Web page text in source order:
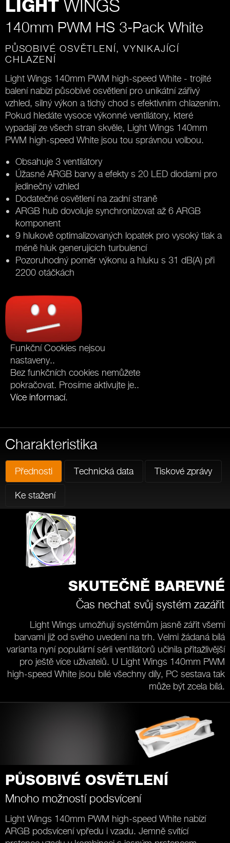
LIGHT WINGS
140mm PWM HS 3-Pack White
PŮSOBIVÉ OSVĚTLENÍ, VYNIKAJÍCÍ
CHLAZENÍ
Light Wings 140mm PWM high-speed White - trojité
balení nabízí působivé osvětlení pro unikátní zářivý
vzhled, silný výkon a tichý chod s efektivním chlazením.
Pokud hledáte vysoce výkonné ventilátory, které
vypadají ze všech stran skvěle, Light Wings 140mm
PWM high-speed White jsou tou správnou volbou.
Obsahuje 3 ventilátory
Úžasné ARGB barvy a efekty s 20 LED diodami pro
jedinečný vzhled
Dodatečné osvětlení na zadní straně
ARGB hub dovoluje synchronizovat až 6 ARGB
komponent
9 hlukově optimalizovaných lopatek pro vysoký tlak a
méně hluk generujících turbulencí
Pozoruhodný poměr výkonu a hluku s 31 dB(A) při
2200 otáčkách
Funkční Cookies nejsou
nastaveny..
Bez funkčních cookies nemůžete
pokračovat. Prosíme aktivujte je..
Více informací.
Charakteristika
Přednosti Technická data Tiskové zprávy
Ke stažení
SKUTEČNĚ BAREVNÉ
Čas nechat svůj systém zazářit
Light Wings umožňují systémům jasně zářit všemi
barvami již od svého uvedení na trh. Velmi žádaná bílá
varianta nyní populární sérii ventilátorů učinila přitažlivější
pro ještě více uživatelů. U Light Wings 140mm PWM
high-speed White jsou bílé všechny díly, PC sestava tak
může být zcela bílá.
PŮSOBIVÉ OSVĚTLENÍ
Mnoho možností podsvícení
Light Wings 140mm PWM high-speed White nabízí
ARGB podsvícení vpředu i vzadu. Jemně svítící